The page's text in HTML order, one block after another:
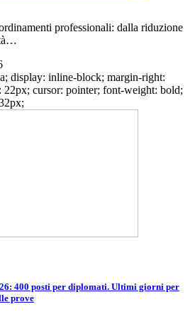
professionali: dalla riduzione
display: inline-block; margin-right:
cursor: pointer; font-weight: bold;
400 posti per diplomati. Ultimi giorni per
prove